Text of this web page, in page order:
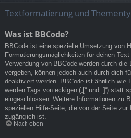
Textformatierung und
Was ist BBCode?
BBCode ist eine spezielle Umsetzung von
Formatierungsmöglichkeiten für deinen
Verwendung von BBCode werden durch die
vergeben, können jedoch auch durch dich
deaktiviert werden. BBCode ist ähnlich wie
werden Tags von eckigen („[“ und „]“) statt
eingeschlossen. Weitere Informationen zu
speziellen Hilfe-Seite, die von der Seite zur
zugänglich ist.
Nach oben